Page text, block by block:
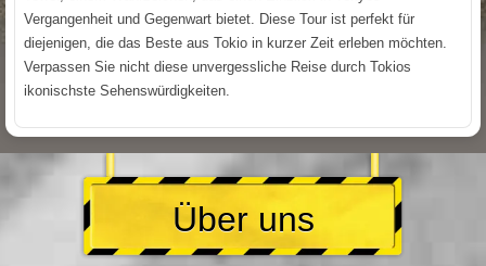
Vergangenheit und Gegenwart bietet. Diese Tour ist perfekt für
diejenigen, die das Beste aus Tokio in kurzer Zeit erleben möchten.
Verpassen Sie nicht diese unvergessliche Reise durch Tokios
ikonischste Sehenswürdigkeiten.
Über uns